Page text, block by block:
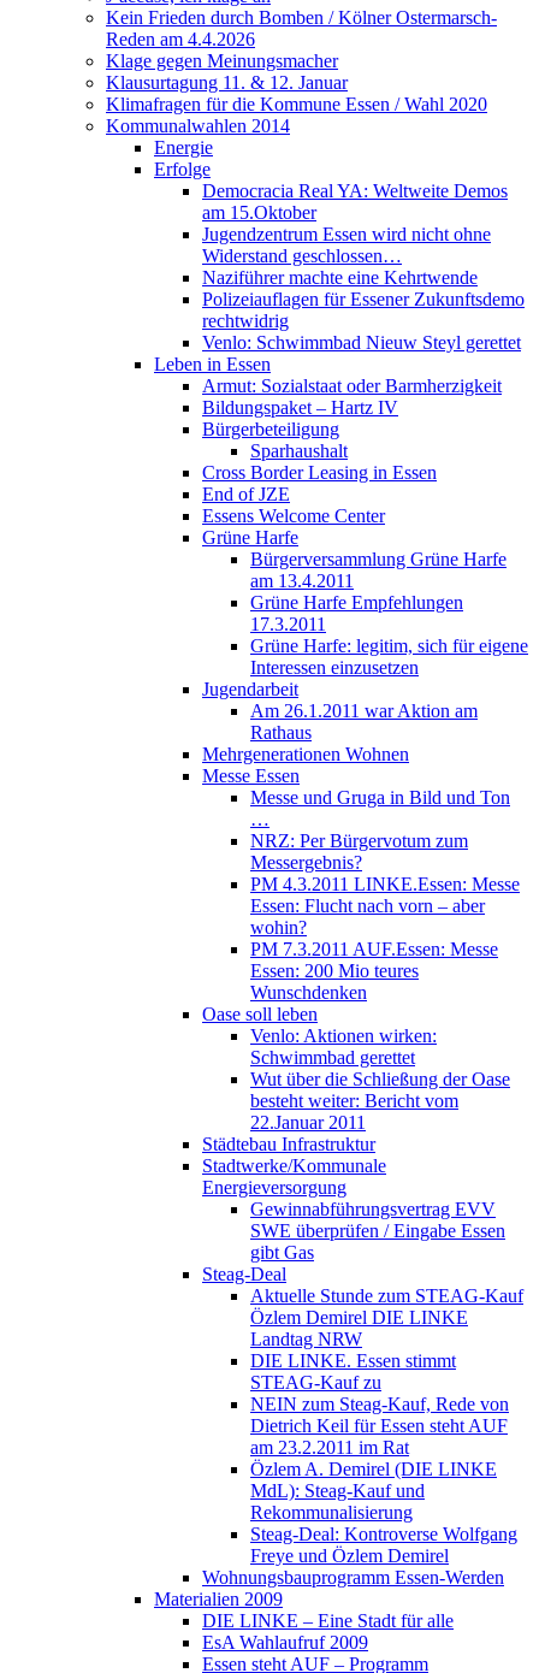
Kein Frieden durch Bomben / Kölner Ostermarsch-
Reden am 4.4.2026
Klage gegen Meinungsmacher
Klausurtagung 11. & 12. Januar
Klimafragen für die Kommune Essen / Wahl 2020
Kommunalwahlen 2014
Energie
Erfolge
Democracia Real YA: Weltweite Demos
am 15.Oktober
Jugendzentrum Essen wird nicht ohne
Widerstand geschlossen…
Naziführer machte eine Kehrtwende
Polizeiauflagen für Essener Zukunftsdemo
rechtwidrig
Venlo: Schwimmbad Nieuw Steyl gerettet
Leben in Essen
Armut: Sozialstaat oder Barmherzigkeit
Bildungspaket – Hartz IV
Bürgerbeteiligung
Sparhaushalt
Cross Border Leasing in Essen
End of JZE
Essens Welcome Center
Grüne Harfe
Bürgerversammlung Grüne Harfe
am 13.4.2011
Grüne Harfe Empfehlungen
17.3.2011
Grüne Harfe: legitim, sich für eigene
Interessen einzusetzen
Jugendarbeit
Am 26.1.2011 war Aktion am
Rathaus
Mehrgenerationen Wohnen
Messe Essen
Messe und Gruga in Bild und Ton
…
NRZ: Per Bürgervotum zum
Messergebnis?
PM 4.3.2011 LINKE.Essen: Messe
Essen: Flucht nach vorn – aber
wohin?
PM 7.3.2011 AUF.Essen: Messe
Essen: 200 Mio teures
Wunschdenken
Oase soll leben
Venlo: Aktionen wirken:
Schwimmbad gerettet
Wut über die Schließung der Oase
besteht weiter: Bericht vom
22.Januar 2011
Städtebau Infrastruktur
Stadtwerke/Kommunale
Energieversorgung
Gewinnabführungsvertrag EVV
SWE überprüfen / Eingabe Essen
gibt Gas
Steag-Deal
Aktuelle Stunde zum STEAG-Kauf
Özlem Demirel DIE LINKE
Landtag NRW
DIE LINKE. Essen stimmt
STEAG-Kauf zu
NEIN zum Steag-Kauf, Rede von
Dietrich Keil für Essen steht AUF
am 23.2.2011 im Rat
Özlem A. Demirel (DIE LINKE
MdL): Steag-Kauf und
Rekommunalisierung
Steag-Deal: Kontroverse Wolfgang
Freye und Özlem Demirel
Wohnungsbauprogramm Essen-Werden
Materialien 2009
DIE LINKE – Eine Stadt für alle
EsA Wahlaufruf 2009
Essen steht AUF – Programm